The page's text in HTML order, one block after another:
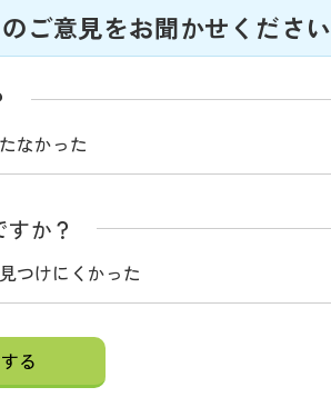
ご意見をお聞かせください
なかった
か？
見つけにくかった